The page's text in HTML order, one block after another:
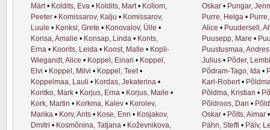
Märt• Koldits, Eva • Koldits, Mart• Kollom,
Peeter • Komissarov, Kalju • Komissarov,
Luule • Konksi, Grete • Konovalov, Ülle •
Konsa, Amalie • Konsap, Linda • Konts,
Erna • Koorits, Leida • Koost, Malle • Kopli-
Wiegandt, Alice • Koppel, Einari • Koppel,
Elvi • Koppel, Milvi • Koppel, Teet•
Koppelmaa, Lauli • Kordas, Jekaterina •
Koritko, Mark • Korjus, Erna • Korjus, Maile •
Kork, Martin • Korkma, Kalev • Korolev,
Marika • Korv, Ants • Kose, Enn • Kosjakov,
Dmitri • Kosmõnina, Tatjana • Koževnikova,
Oskar • Pungar,
Purre, Helga •
Alice • Puudersell,
Puusepp, Mare •
Puustusmaa, Andres
Julius • Põder,
Põdram-Tago, Ida •
Karl-Robert•
Põldma, Kristian •
Põldroos, Dan •
Oskar • Põlts, Aimar
Pähn, Steffi • Päiv,